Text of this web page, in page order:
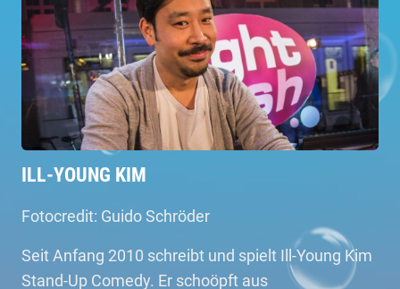
ILL-YOUNG KIM
Fotocredit: Guido Schröder
Seit Anfang 2010 schreibt und spielt Ill-Young Kim
Stand-Up Comedy. Er schoöpft aus